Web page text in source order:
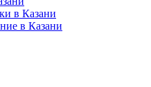
в Казани
в Казани